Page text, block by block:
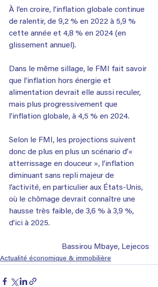
À l’en croire, l’inflation globale continue
de ralentir, de 9,2 % en 2022 à 5,9 %
cette année et 4,8 % en 2024 (en
glissement annuel).
Dans le même sillage, le FMI fait savoir
que l’inflation hors énergie et
alimentation devrait elle aussi reculer,
mais plus progressivement que
l’inflation globale, à 4,5 % en 2024.
Selon le FMI, les projections suivent
donc de plus en plus un scénario d’«
atterrissage en douceur », l’inflation
diminuant sans repli majeur de
l’activité, en particulier aux États-Unis,
où le chômage devrait connaître une
hausse très faible, de 3,6 % à 3,9 %,
d’ici à 2025.
Bassirou Mbaye, Lejecos
Actualité économique & immobilière